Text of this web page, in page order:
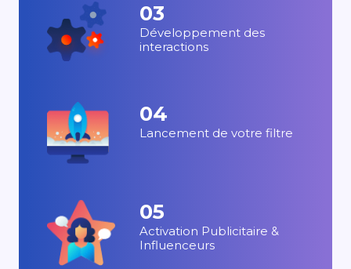
03
Développement des
interactions
04
Lancement de votre filtre
05
Activation Publicitaire &
Influenceurs